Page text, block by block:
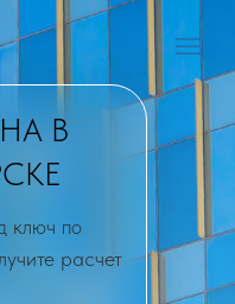
ключ по
расчет
В